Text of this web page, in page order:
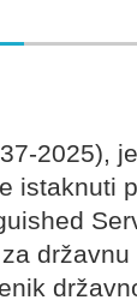
2025),
istaknuti